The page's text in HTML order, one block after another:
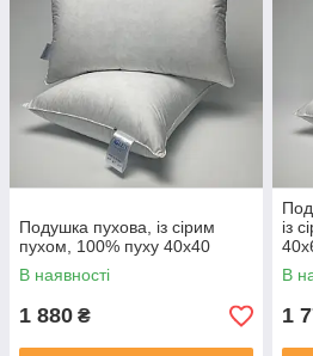
Подушка пухова, із сірим
пухом, 100% пуху 40x40
В наявності
1 880 ₴
із
В
1